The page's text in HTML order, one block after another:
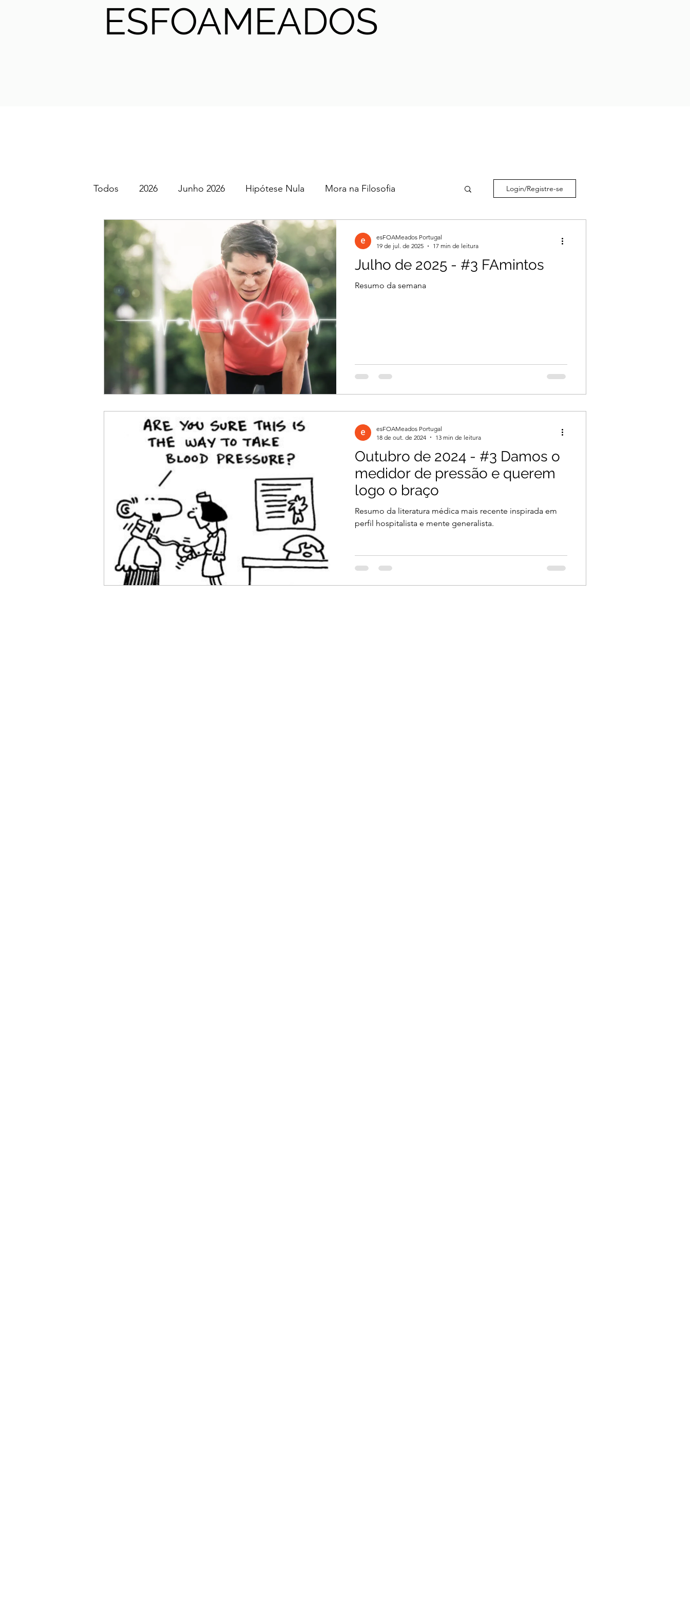
ESFOAMEADOS
Todos 2026 Junho 2026 Hipótese Nula Mora na Filosofia
SGEM PT Podcast 2025 2024 2023 2022
ACC Abril 2026 Março 2026 Março 2026
Fevereiro 2026 Janeiro 2026 Dezembro 2025
Outubro 2025 Setembro 2025 Agosto 2025
Junho 2025 Dezembro 2024 Novembro 2024 Outubro 2024
Setembro 2024 Julho 2024
Login/Registre-se
Julho de 2025 - #3 FAmintos
Resumo da semana
esFOAMeados Portugal
19 de jul. de 2025
17 min de leitura
Outubro de 2024 - #3 Damos o
medidor de pressão e querem
logo o braço
Resumo da literatura médica mais recente inspirada em
perfil hospitalista e mente generalista.
esFOAMeados Portugal
18 de out. de 2024
13 min de leitura